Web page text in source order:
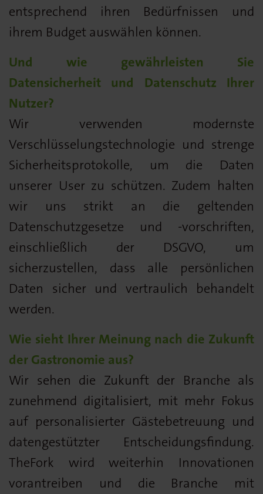
entsprechend ihren Bedürfnissen und
ihrem Budget auswählen können.
Und wie gewährleisten Sie
Datensicherheit und Datenschutz Ihrer
Nutzer?
Wir verwenden modernste
Verschlüsselungstechnologie und strenge
Sicherheitsprotokolle, um die Daten
unserer User zu schützen. Zudem halten
wir uns strikt an die geltenden
Datenschutzgesetze und -vorschriften,
einschließlich der DSGVO, um
sicherzustellen, dass alle persönlichen
Daten sicher und vertraulich behandelt
werden.
Wie sieht Ihrer Meinung nach die Zukunft
der Gastronomie aus?
Wir sehen die Zukunft der Branche als
zunehmend digitalisiert, mit mehr Fokus
auf personalisierter Gästebetreuung und
datengestützter Entscheidungsfindung.
TheFork wird weiterhin Innovationen
vorantreiben und die Branche mit